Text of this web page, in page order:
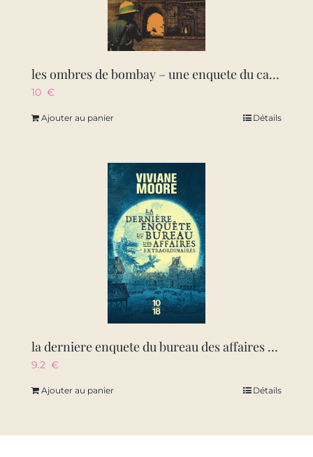
les ombres de bombay – une enquete du capitaine sam wyndham
10 €
Ajouter au panier Détails
la derniere enquete du bureau des affaires extraordinaires
9.2 €
Ajouter au panier Détails